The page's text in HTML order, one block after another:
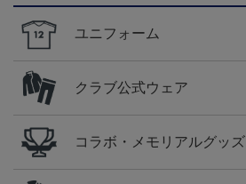
ユニフォーム
クラブ公式ウェア
コラボ・メモリアルグッズ